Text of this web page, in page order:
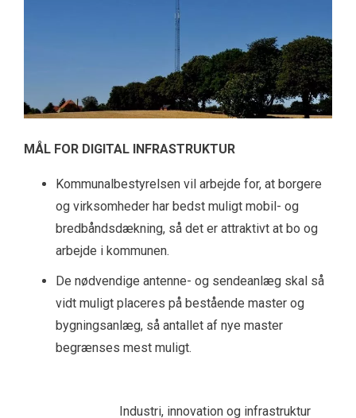
MÅL FOR DIGITAL INFRASTRUKTUR
Kommunalbestyrelsen vil arbejde for, at borgere
og virksomheder har bedst muligt mobil- og
bredbåndsdækning, så det er attraktivt at bo og
arbejde i kommunen.
De nødvendige antenne- og sendeanlæg skal så
vidt muligt placeres på bestående master og
bygningsanlæg, så antallet af nye master
begrænses mest muligt.